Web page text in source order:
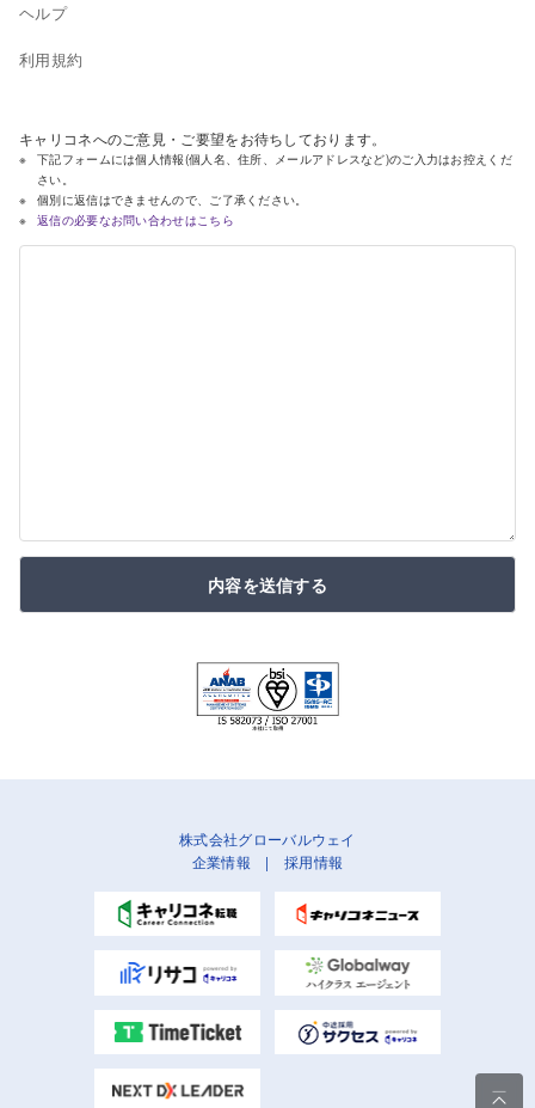
ヘルプ
利用規約
キャリコネへのご意見・ご要望をお待ちしております。
下記フォームには個人情報(個人名、住所、メールアドレスなど)のご入力はお控えくだ
さい。
個別に返信はできませんので、ご了承ください。
返信の必要なお問い合わせはこちら
内容を送信する
株式会社グローバルウェイ
企業情報 | 採用情報
